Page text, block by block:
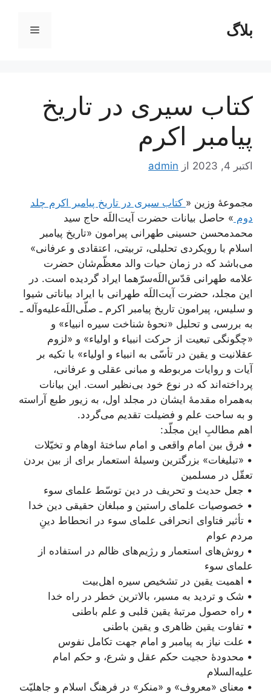
محتوابلاگ فهرست
کتاب سیری در تاریخ
پیامبر اکرم
اکتبر 4, 2023 از admin
مجموعۀ وزین « کتاب سیری در تاریخ پیامبر اکرم چلد
دوم » حاصل بیانات حضرت آیت‌اللَه حاج سید
محمدمحسن حسینی طهرانی پیرامون «تاریخ پیامبر
اسلام با رویکردی تحلیلی، تربیتی، اعتقادی و عرفانی»
می‌باشد که در زمان حیات والد معظّم‌شان حضرت
علامه طهرانی قدّس‌اللَه‌سرّهما ایراد گردیده است. در
این مجلد، حضرت آیت‌اللَه طهرانی با ایراد بیاناتی شیوا
و سلیس، پیرامون تاریخ پیامبر اکرم ـ صلّی‌اللَه‌علیه‌و‌آله ـ
به بررسی و تحلیل «نحوۀ شناخت سیره انبیاء» و
«چگونگی تبعیت از حرکت انبیاء و اولیاء» و «لزوم
عقلانیت و یقین در تأسّی به انبیاء و اولیاء» با تکیه بر
آیات و روایات مربوطه و مبانی عقلی و عرفانی،
پرداخته‌‌اند که در نوع خود بی‌نظیر است. این بیانات
به‌همراه مقدمۀ ایشان در مجلد اول، به زیور طبع آراسته
و به ساحت علم و فضیلت تقدیم می‌گردد.
اهم مطالبِ این مجلّد:
• فرق بین امام واقعی و امام ساختۀ اوهام و تخیّلات
• «تبلیغات» بزرگترین وسیلۀ استعمار برای از بین بردن
تعقّل در مسلمین
• جعل حدیث و تحریف در دین توسّط علمای سوء
• خصوصیات علمای راستین و مبلغان حقیقی دین خدا
• تأثیر فتاوای انحرافی علمای سوء در انحطاط دینِ
مردم عوام
• روش‌های استعمار و رژیم‌های ظالم در استفاده از
علمای سوء
• اهمیت یقین در تشخیص سیره اهل‌بیت
• شک و تردید به مسیر، بالاترین خطر در راه خدا
• راه حصول مرتبۀ یقین قلبی و علم باطنی
• تفاوت یقین ظاهری و یقین باطنی
• علت نیاز به پیامبر و امام جهت تکامل نفوس
• محدودۀ حجیت حکم عقل و شرع، و حکم امام
علیه‌‌السلام
• معنای «معروف» و «منکر» در فرهنگ اسلام و جاهلیّت